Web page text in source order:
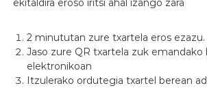
ekitaldira eroso iritsi ahal izango zara
2 minututan zure txartela eros ezazu.
Jaso zure QR txartela zuk
elektronikoan
Itzulerako ordutegia txartel berean